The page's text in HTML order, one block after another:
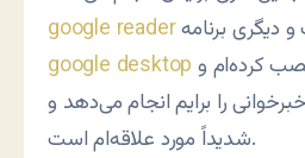
google readerبرنامه
google desktop که روی کامپیوترم نصب کرده‌ام و
را برایم انجام می‌دهد و
شدیداً مورد علاقه‌ام است.